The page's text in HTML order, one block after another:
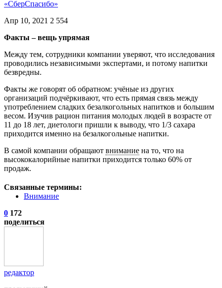
«СберСпасибо»
Апр 10, 2021 2 554
Факты – вещь упрямая
Между тем, сотрудники компании уверяют, что исследования
проводились независимыми экспертами, и потому напитки
безвредны.
Факты же говорят об обратном: учёные из других
организаций подчёркивают, что есть прямая связь между
употреблением сладких безалкогольных напитков и большим
весом. Изучив рацион питания молодых людей в возрасте от
11 до 18 лет, диетологи пришли к выводу, что 1/3 сахара
приходится именно на безалкогольные напитки.
В самой компании обращают внимание на то, что на
высококалорийные напитки приходится только 60% от
продаж.
Связанные термины:
Внимание
0 172
поделиться
редактор